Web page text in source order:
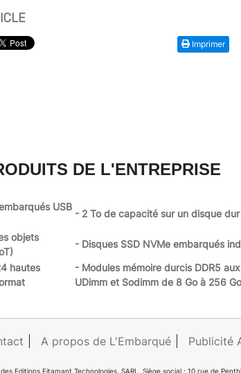
Imprimer
DE L'ENTREPRISE
USB
- 2 To de capacité sur un disque dur
objets
- Disques SSD NVMe embarqués
hautes
- Modules mémoire durcis DDR5
UDimm et Sodimm de 8 Go à 256 Go
A propos de L'Embarqué Publicité
Editions Fitamant Technologies. SARL. Siège social : 10 rue de